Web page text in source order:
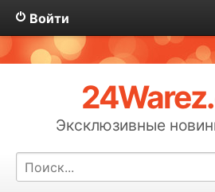
Войти
Эксклюзивные